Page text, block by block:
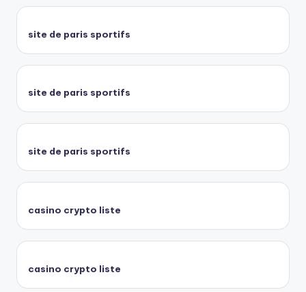
site de paris sportifs
site de paris sportifs
site de paris sportifs
casino crypto liste
casino crypto liste